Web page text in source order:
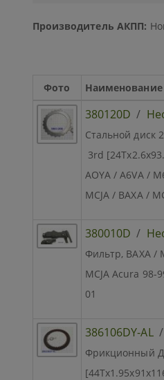
Производитель АКПП:
Фото Наименование
380120D /
Стальной диск
3rd
AOYA / A6VA /
MCJA / BAXA /
380010D /
Фильтр, BAXA /
MCJA Acura 98-
01
386106DY-AL
Фрикционный